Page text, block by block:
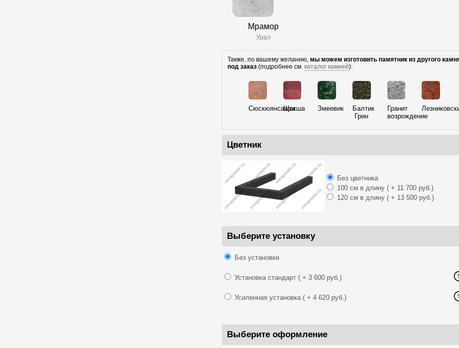
Мрамор
Урал
Также, по вашему желанию,мы можем изготовить памятник из другого
под заказ (подробнее см.каталог камней):
Сюскюянсаари
Шокша Змеевик
Балтик
Грин
Гранит
возрождение
Цветник
Без цветника
100 см в длину( + 11 700 руб.)
120 см в длину( + 13 500 руб.)
Выберите установку
Без установки
Установка стандарт( + 3 600 руб.)
Усиленная установка( + 4 620 руб.)
Выберите оформление